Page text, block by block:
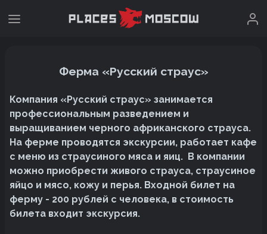
Ферма «Русский страус»
Компания «Русский страус» занимается
профессиональным разведением и
выращиванием черного африканского страуса.
На ферме проводятся экскурсии, работает кафе
с меню из страусиного мяса и яиц. В компании
можно приобрести живого страуса, страусиное
яйцо и мясо, кожу и перья. Входной билет на
ферму - 200 рублей с человека, в стоимость
билета входит экскурсия.